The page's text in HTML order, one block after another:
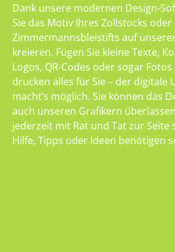
Dank unsere modernen Design-
Sie das Motiv Ihres Zollstocks oder
Zimmermannsbleistifts auf
kreieren. Fügen Sie kleine Texte,
Logos, QR-Codes oder sogar
drucken alles für Sie – der digitale
macht’s möglich. Sie können das
auch unseren Grafikern
jederzeit mit Rat und Tat zur Seite
Hilfe, Tipps oder Ideen benötigen